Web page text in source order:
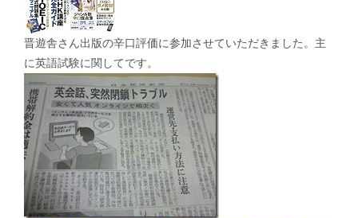
晋遊舎さん出版の辛口評価に参加させていただきました。主
に英語試験に関してです。